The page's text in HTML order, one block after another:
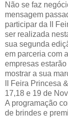
Não se faz
mensagem
participar da II
ser realizada
sua segunda
em parceria com
empresas
mostrar a sua
II Feira Princesa
17,18 e 19 de
A programação
de brindes e